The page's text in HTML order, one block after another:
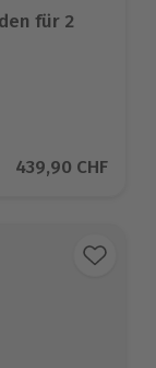
für 2
Aktueller Preis
439,90 CHF